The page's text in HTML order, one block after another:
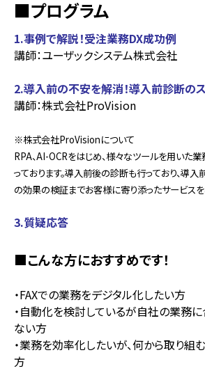
■プログラム
1.事例で解説！受注業務DX成功例
講師：ユーザックシステム株式会社
2.導入前の不安を解消！導入前診断のス
講師：株式会社ProVision
※株式会社ProVisionについて
RPA、AI-OCRをはじめ、様々なツールを用いた
っております。導入前後の診断も行っており、導
の効果の検証までお客様に寄り添ったサービスを
3.質疑応答
■こんな方におすすめです！
・FAXでの業務をデジタル化したい方
・自動化を検討しているが自社の業務
ない方
・業務を効率化したいが、何から取り組
方